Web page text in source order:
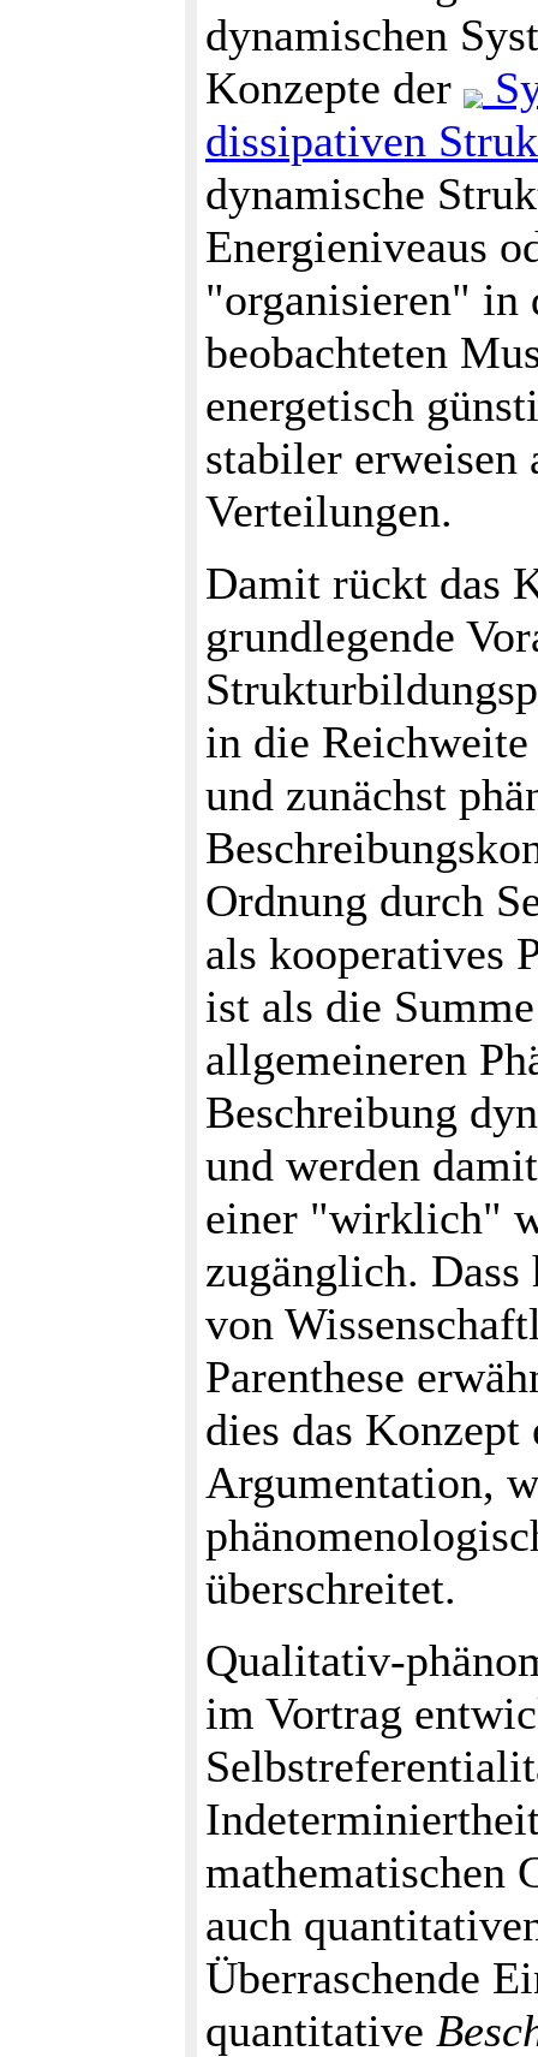
dynamischen
Konzepte der
dissipativen
dynamische
Energieniveaus
"organisieren" in
beobachteten
energetisch
stabiler erweisen
Verteilungen.
Damit rückt das
grundlegende
in die
und zunächst
Ordnung durch
als kooperatives
ist als die
allgemeineren
Beschreibung
und werden
einer "wirklich"
zugänglich.
von
Parenthese
dies das
Argumentation,
überschreitet.
Qualitativ-
im Vortrag
mathematischen
auch
Überraschende
quantitative